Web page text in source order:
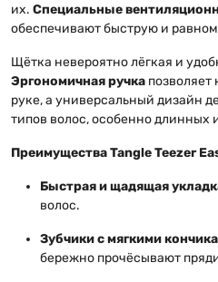
их. Специальные
обеспечивают быструю и
Щётка невероятно лёгкая и
Эргономичная ручка позволяет
руке, а универсальный дизайн
типов волос, особенно длинных
Преимущества Tangle Teezer
Быстрая и щадящая
волос.
Зубчики с мягкими
бережно прочёсывают